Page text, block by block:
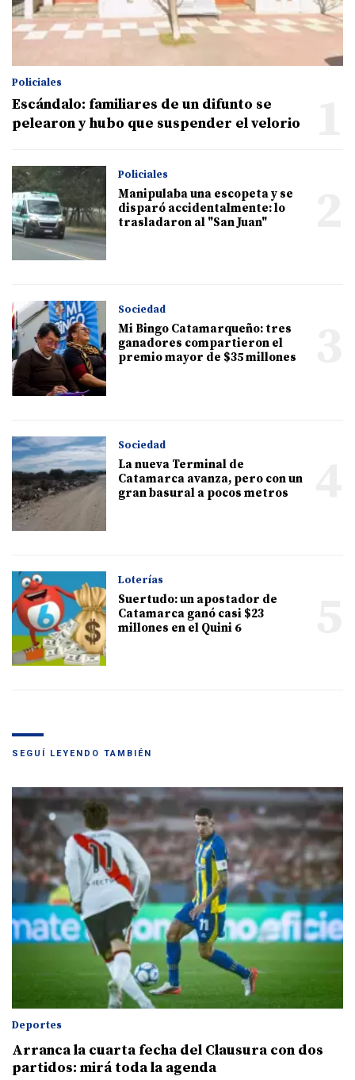
Policiales
Escándalo: familiares de un difunto se
pelearon y hubo que suspender el velorio
Policiales
Manipulaba una escopeta y se
disparó accidentalmente: lo
trasladaron al "San Juan"
Sociedad
Mi Bingo Catamarqueño: tres
ganadores compartieron el
premio mayor de $35 millones
Sociedad
La nueva Terminal de
Catamarca avanza, pero con un
gran basural a pocos metros
Loterías
Suertudo: un apostador de
Catamarca ganó casi $23
millones en el Quini 6
SEGUÍ LEYENDO TAMBIÉN
Deportes
Arranca la cuarta fecha del Clausura con dos
partidos: mirá toda la agenda